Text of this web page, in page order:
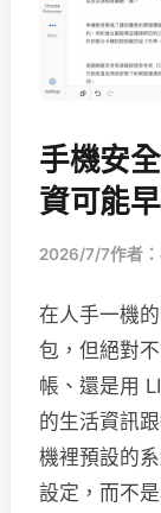
手機安
資可能
2026/7/7作者：
在人手一機
包，但絕對
帳、還是用
的生活資訊
機裡預設的
設定，而不